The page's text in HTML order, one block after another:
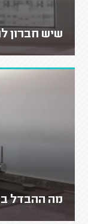
שיש חברון
מה ההבדל